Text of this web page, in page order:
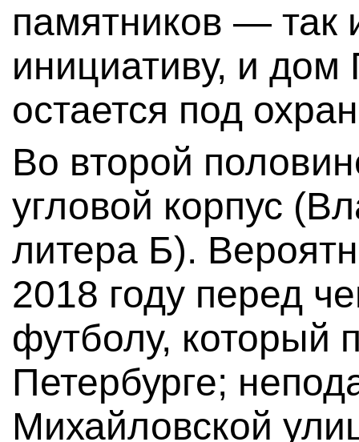
памятников — так
инициативу, и
остается под
Во второй
угловой корпус
литера Б).
2018 году перед
футболу, который
Петербурге;
Михайловской